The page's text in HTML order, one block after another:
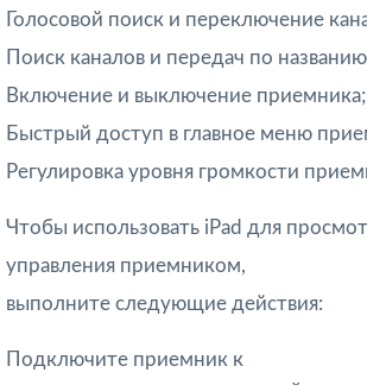
Голосовой поиск и переключение
Поиск каналов и передач по
Включение и выключение приемника;
Быстрый доступ в главное меню
Регулировка уровня громкости
Чтобы использовать iPad для
управления приемником,
выполните следующие действия:
Подключите приемник к